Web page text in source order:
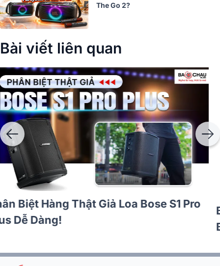
The Go 2?
Bài viết liên quan
Bàn giao loa Bose S1 Pro Plus, vang BIK
Đồng Nai